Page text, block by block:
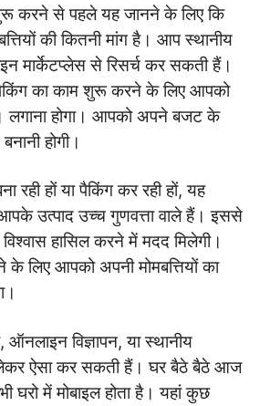
शुरू करने से पहले यह जानने के लिए कि
की कितनी मांग है। आप स्थानीय
मार्केटप्लेस से रिसर्च कर सकती हैं।
पैकिंग का काम शुरू करने के लिए आपको
होगा। आपको अपने बजट के
होगी।
रही हों या पैकिंग कर रही हों, यह
उत्पाद उच्च गुणवत्ता वाले हैं। इससे
हासिल करने में मदद मिलेगी।
लिए आपको अपनी मोमबत्तियों का
विज्ञापन, या स्थानीय
लेकर ऐसा कर सकती हैं। घर बैठे बैठे आज
में मोबाइल होता है। यहां कुछ